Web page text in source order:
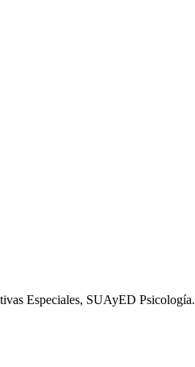
Especiales, SUAyED Psicología.